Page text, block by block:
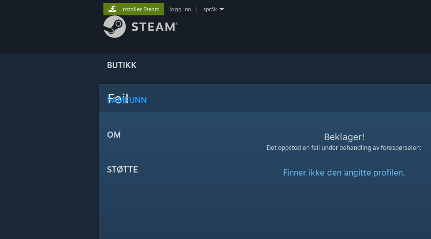
BUTIKK
SAMFUNN
OM
STØTTE
Installer Steam logg inn språk
Feil
Beklager!
Det oppstod en feil under behandling av forespørselen:
Finner ikke den angitte profilen.